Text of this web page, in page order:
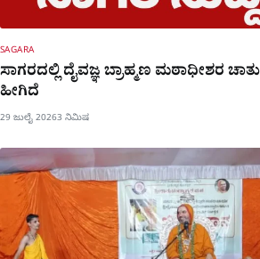
SAGARA
ಸಾಗರದಲ್ಲಿ ದೈವಜ್ಞ ಬ್ರಾಹ್ಮಣ ಮಠಾಧೀಶರ
ಹೀಗಿದೆ
29 ಜುಲೈ 20263 ನಿಮಿಷ